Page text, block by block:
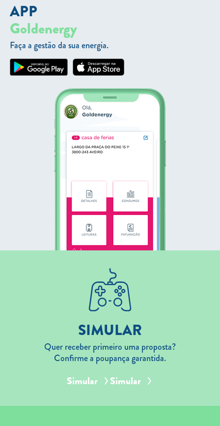
APP
Goldenergy
Faça a gestão da sua energia.
SIMULAR
Quer receber primeiro uma proposta?
Confirme a poupança garantida.
Simular Simular